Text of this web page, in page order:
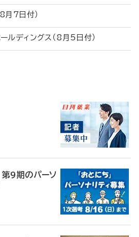
（8月7日付）
ールディングス（8月5日付）
9期のパーソ